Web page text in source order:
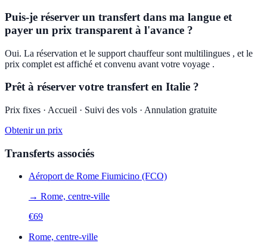
Puis-je réserver un transfert dans ma langue et
payer un prix transparent à l'avance ?
Oui. La réservation et le support chauffeur sont multilingues , et le
prix complet est affiché et convenu avant votre voyage .
Prêt à réserver votre transfert en Italie ?
Prix fixes · Accueil · Suivi des vols · Annulation gratuite
Obtenir un prix
Transferts associés
Aéroport de Rome Fiumicino (FCO)
→ Rome, centre-ville
€69
Rome, centre-ville